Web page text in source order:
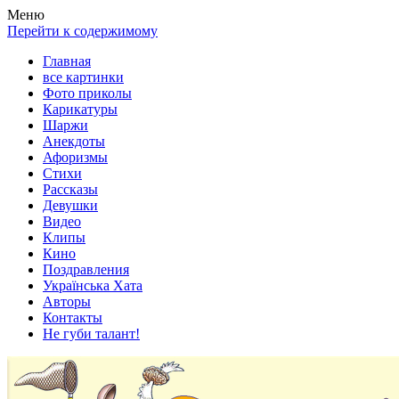
Весела хата — прикольные картинки, смешные истории, клипы!
Покажем всем ваши фото приколы, карикатуры, шаржи, стихи,
Меню
Перейти к содержимому
Главная
все картинки
Фото приколы
Карикатуры
Шаржи
Анекдоты
Афоризмы
Стихи
Рассказы
Девушки
Видео
Клипы
Кино
Поздравления
Українська Хата
Авторы
Контакты
Не губи талант!